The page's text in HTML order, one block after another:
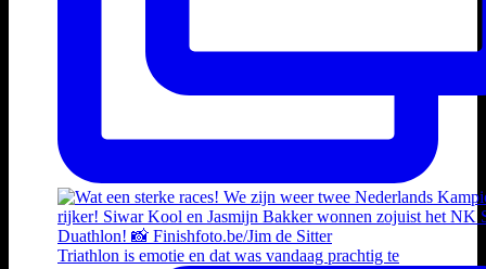
Triathlon is emotie en dat was vandaag prachtig te